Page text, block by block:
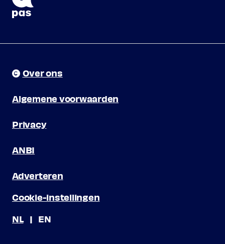
Over ons
Algemene voorwaarden
Privacy
ANBI
Adverteren
Cookie-instellingen
NL
EN